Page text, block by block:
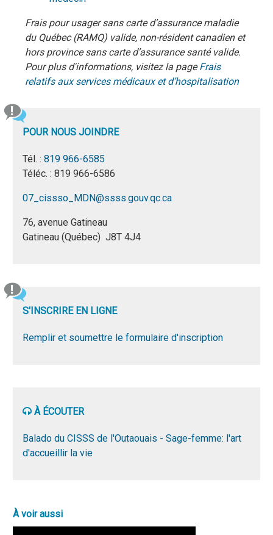
Frais pour usager sans carte d’assurance maladie
du Québec (RAMQ) valide, non-résident canadien et
hors province sans carte d’assurance santé valide.
Pour plus d'informations, visitez la pageFrais
relatifs aux services médicaux et d’hospitalisation
POUR NOUS JOINDRE
Tél. :819 966-6585
Téléc. : 819 966-6586
07_cissso_MDN@ssss.gouv.qc.ca
76, avenue Gatineau
Gatineau (Québec) J8T 4J4
S'INSCRIRE EN LIGNE
Remplir et soumettre le formulaire d'inscription
À ÉCOUTER
Balado du CISSS de l'Outaouais - Sage-femme: l'art
d'accueillir la vie
À voir aussi